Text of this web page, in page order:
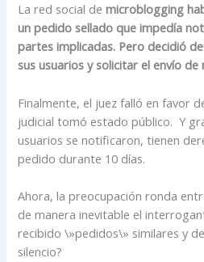
La red social demicroblogging
un pedido sellado que impedía
partes implicadas. Pero decidió
sus usuarios y solicitar el envío de
Finalmente, el juez falló en favor
judicial tomó estado público. Y
usuarios se notificaron, tienen
pedido durante 10 días.
Ahora, la preocupación ronda
de manera inevitable el
recibido \»pedidos\» similares y
silencio?